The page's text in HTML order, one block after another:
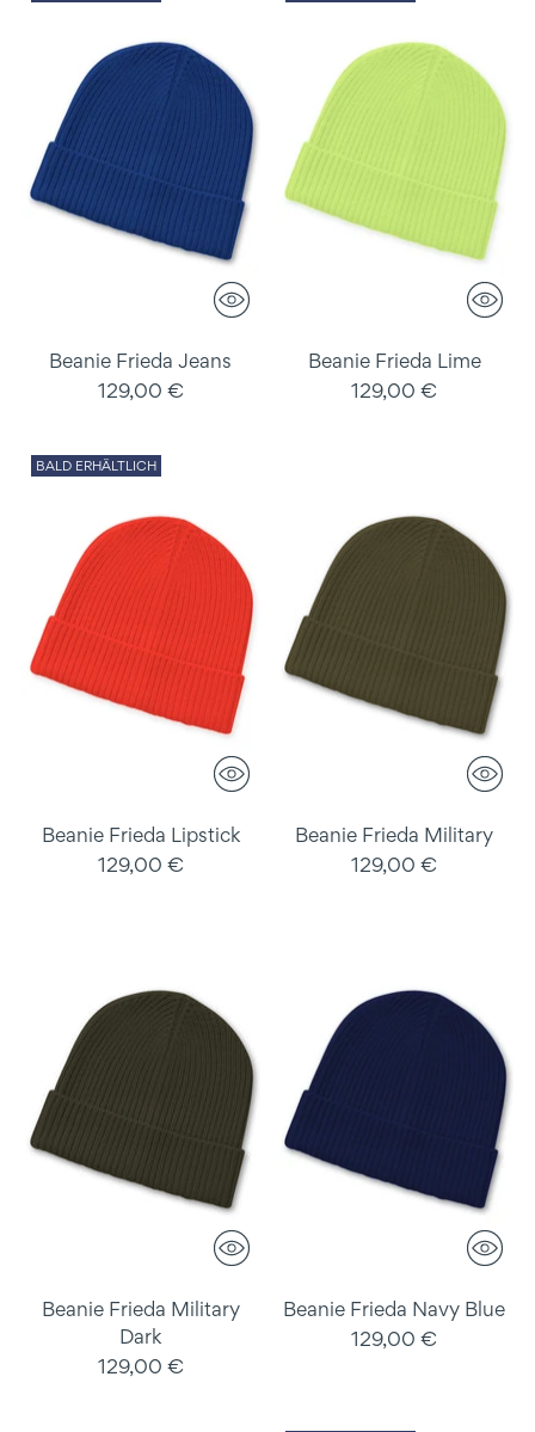
Beanie Frieda Jeans
129,00 €
Beanie Frieda Lime
129,00 €
BALD ERHÄLTLICH
Beanie Frieda Lipstick
129,00 €
Beanie Frieda Military
129,00 €
Beanie Frieda Military
Dark
129,00 €
Beanie Frieda Navy Blue
129,00 €